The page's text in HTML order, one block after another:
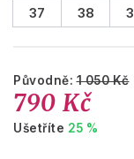
37 38
Původně:1 050 Kč
790 Kč
Ušetříte 25 %